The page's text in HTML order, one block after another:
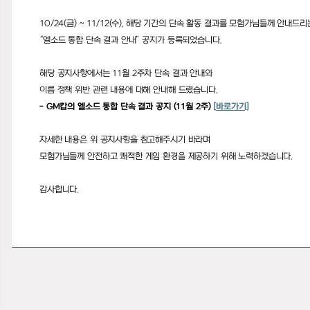
10/24(금) ~ 11/12(수), 해당 기간의 단속 활동 결과를 모험가님들께 안내드리
“엘소드 통합 단속 결과 안내” 공지가 등록되었습니다.
해당 공지사항에서는11월2주차 단속 결과 안내와
이름 정책 위반 관련 내용에 대해 안내해 드렸습니다.
- GM캅의 엘소드 통합 단속 결과 공지 (11월2주) [바로가기]
자세한 내용은 위 공지사항을 참고해주시기 바라며
모험가님들께 안전하고 쾌적한 게임 환경을 제공하기 위해 노력하겠습니다.
감사합니다.